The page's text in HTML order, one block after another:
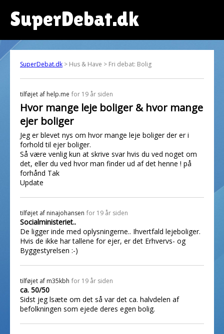
SuperDebat.dk
SuperDebat.dk > Hus & Have > Fri debat: Bolig
tilføjet af help.me for 19 år siden
Hvor mange leje boliger & hvor mange
ejer boliger
Jeg er blevet nys om hvor mange leje boliger der er i
forhold til ejer boliger.
Så være venlig kun at skrive svar hvis du ved noget om
det, eller du ved hvor man finder ud af det henne ! på
forhånd Tak
Update
tilføjet af ninajohansen for 19 år siden
Socialministeriet..
De ligger inde med oplysningerne.. Ihvertfald lejeboliger.
Hvis de ikke har tallene for ejer, er det Erhvervs- og
Byggestyrelsen :-)
tilføjet af m35kbh for 19 år siden
ca. 50/50
Sidst jeg lsæte om det så var det ca. halvdelen af
befolkningen som ejede deres egen bolig.